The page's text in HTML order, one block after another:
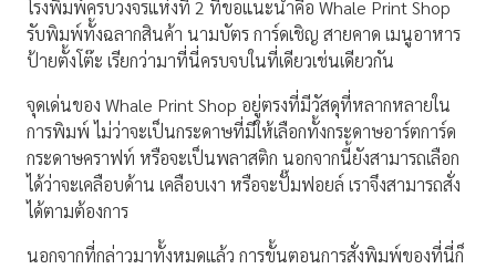
โรงพิมพ์ครบวงจรแห่งที่ 2 ที่ขอแนะนำคือ Whale Print Shop
รับพิมพ์ทั้งฉลากสินค้า นามบัตร การ์ดเชิญ สายคาด เมนูอาหาร
ป้ายตั้งโต๊ะ เรียกว่ามาที่นี่ครบจบในที่เดียวเช่นเดียวกัน
จุดเด่นของ Whale Print Shop อยู่ตรงที่มีวัสดุที่หลากหลายใน
การพิมพ์ ไม่ว่าจะเป็นกระดาษที่มีให้เลือกทั้งกระดาษอาร์ตการ์ด
กระดาษคราฟท์ หรือจะเป็นพลาสติก นอกจากนี้ยังสามารถเลือก
ได้ว่าจะเคลือบด้าน เคลือบเงา หรือจะปั๊มฟอยล์ เราจึงสามารถสั่ง
ได้ตามต้องการ
นอกจากที่กล่าวมาทั้งหมดแล้ว การขั้นตอนการสั่งพิมพ์ของที่นี่ก็